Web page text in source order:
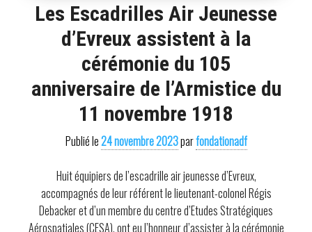
Les Escadrilles Air Jeunesse
d’Evreux assistent à la
cérémonie du 105
anniversaire de l’Armistice du
11 novembre 1918
Publié le24 novembre 2023parfondationadf
Huit équipiers de l’escadrille air jeunesse d’Evreux,
accompagnés de leur référent le lieutenant-colonel Régis
Debacker et d’un membre du centre d’Etudes Stratégiques
Aérospatiales (CESA), ont eu l’honneur d’assister à la cérémonie